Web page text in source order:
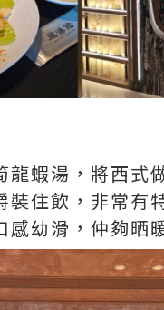
龍蝦湯，將西式
裝住飲，非常有
感幼滑，仲夠晒